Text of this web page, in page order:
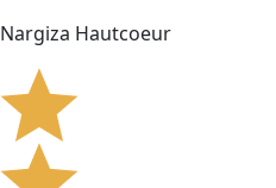
Nargiza Hautcoeur